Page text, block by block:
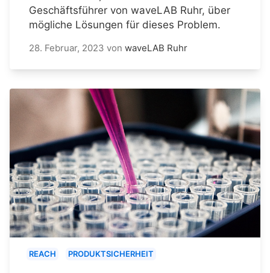
Geschäftsführer von waveLAB Ruhr, über
mögliche Lösungen für dieses Problem.
28. Februar, 2023 von waveLAB Ruhr
REACH PRODUKTSICHERHEIT